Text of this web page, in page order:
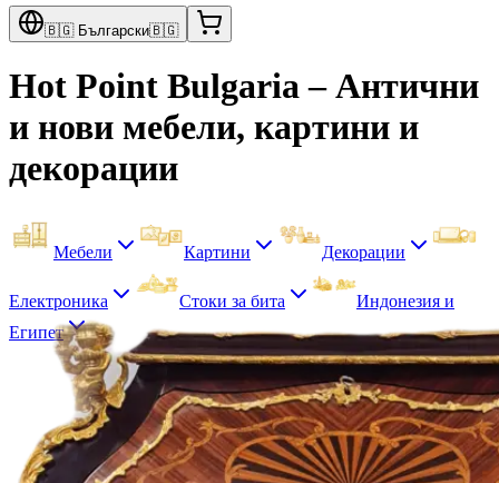
🇧🇬 Български🇧🇬
Hot Point Bulgaria – Антични
и нови мебели, картини и
декорации
Мебели Картини Декорации
Електроника Стоки за бита
Индонезия и
Египет